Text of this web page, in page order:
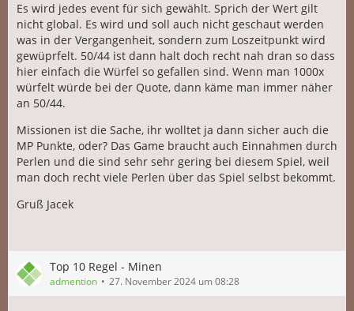
Es wird jedes event für sich gewählt. Sprich der Wert gilt
nicht global. Es wird und soll auch nicht geschaut werden
was in der Vergangenheit, sondern zum Loszeitpunkt wird
gewüprfelt. 50/44 ist dann halt doch recht nah dran so dass
hier einfach die Würfel so gefallen sind. Wenn man 1000x
würfelt würde bei der Quote, dann käme man immer näher
an 50/44.
Missionen ist die Sache, ihr wolltet ja dann sicher auch die
MP Punkte, oder? Das Game braucht auch Einnahmen durch
Perlen und die sind sehr sehr gering bei diesem Spiel, weil
man doch recht viele Perlen über das Spiel selbst bekommt.
Gruß Jacek
Top 10 Regel - Minen
admention 27. November 2024 um 08:28